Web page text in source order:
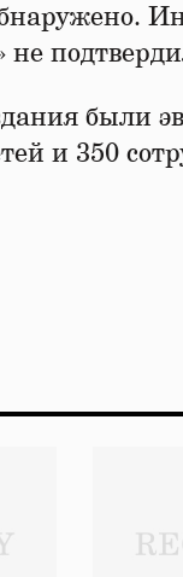
не
были
и 350